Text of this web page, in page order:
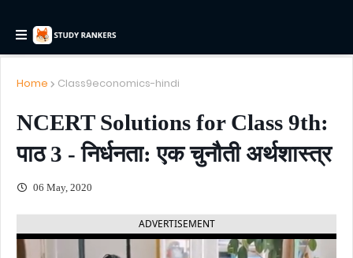
Home Class9economics-hindi
NCERT Solutions for Class 9th:
पाठ 3 - निर्धनता: एक चुनौती अर्थशास्त्र
06 May, 2020
ADVERTISEMENT